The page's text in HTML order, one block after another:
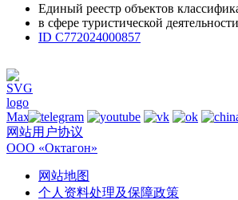
Единый реестр объектов
в сфере туристической деятельности
ID С772024000857
网站用户协议
ООО «Октагон»
网站地图
个人资料处理及保障政策